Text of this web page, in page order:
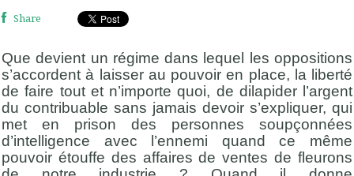
Share
Que devient un régime dans lequel les oppositions
s’accordent à laisser au pouvoir en place, la liberté
de faire tout et n’importe quoi, de dilapider l’argent
du contribuable sans jamais devoir s’expliquer, qui
met en prison des personnes soupçonnées
d’intelligence avec l’ennemi quand ce même
pouvoir étouffe des affaires de ventes de fleurons